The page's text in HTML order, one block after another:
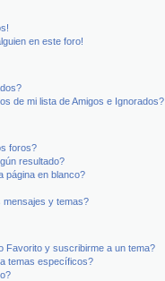
en este foro!
de mi lista de Amigos e Ignorados?
foros?
resultado?
página en blanco?
mensajes y temas?
Favorito y suscribirme a un tema?
temas específicos?